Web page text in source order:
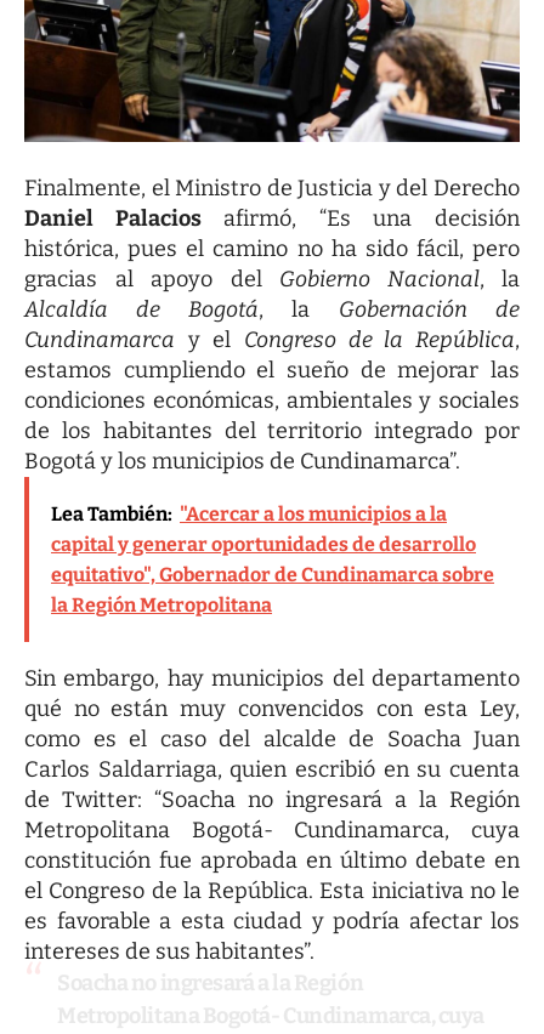
Finalmente, el Ministro de Justicia y del Derecho
Daniel Palaciosafirmó, “Es una decisión
histórica, pues el camino no ha sido fácil, pero
gracias al apoyo del Gobierno Nacional, la
Alcaldía de Bogotá, la Gobernación de
Cundinamarca y el Congreso de la República,
estamos cumpliendo el sueño de mejorar las
condiciones económicas, ambientales y sociales
de los habitantes del territorio integrado por
Bogotá y los municipios de Cundinamarca”.
Lea También: "Acercar a los municipios a la
capital y generar oportunidades de desarrollo
equitativo", Gobernador de Cundinamarca sobre
la Región Metropolitana
Sin embargo, hay municipios del departamento
qué no están muy convencidos con esta Ley,
como es el caso del alcalde de Soacha Juan
Carlos Saldarriaga, quien escribió en su cuenta
de Twitter: “Soacha no ingresará a la Región
Metropolitana Bogotá- Cundinamarca, cuya
constitución fue aprobada en último debate en
el Congreso de la República. Esta iniciativa no le
es favorable a esta ciudad y podría afectar los
intereses de sus habitantes”.